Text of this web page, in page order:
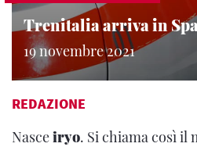
Trenitalia arriva in
19 novembre 2021
REDAZIONE
Nasceiryo. Si chiama così il